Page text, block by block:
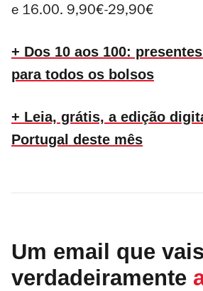
e 16.00. 9,90€-29,90€
+ Dos 10 aos 100:
para todos os bolsos
+ Leia, grátis, a edição
Portugal deste mês
Um email que vais
verdadeiramente